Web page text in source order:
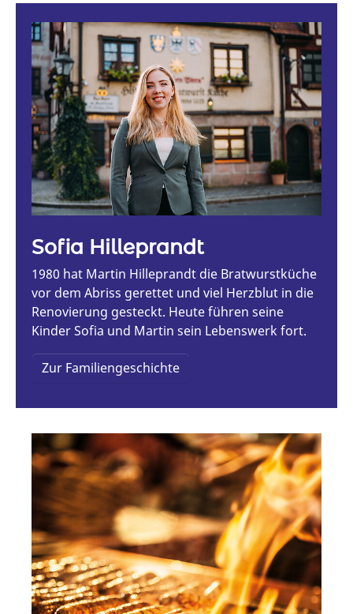
Sofia Hilleprandt
1980 hat Martin Hilleprandt die Bratwurstküche
vor dem Abriss gerettet und viel Herzblut in die
Renovierung gesteckt. Heute führen seine
Kinder Sofia und Martin sein Lebenswerk fort.
Zur Familiengeschichte